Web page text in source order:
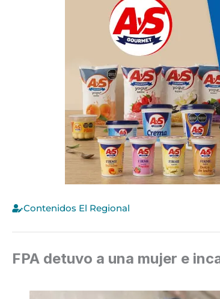
Contenidos El Regional
FPA detuvo a una mujer e